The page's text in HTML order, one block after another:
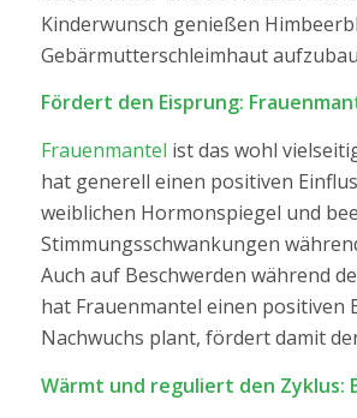
Kinderwunsch genießen
Gebärmutterschleimhaut
Fördert den Eisprung:
Frauenmantel ist das wohl
hat generell einen positiven
weiblichen Hormonspiegel und
Stimmungsschwankungen
Auch auf Beschwerden während
hat Frauenmantel einen positiven
Nachwuchs plant, fördert damit
Wärmt und reguliert den Zyklus: